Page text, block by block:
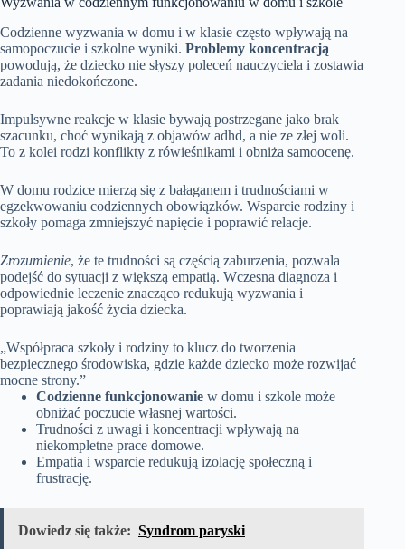
Codzienne wyzwania w domu i w klasie często wpływają na
samopoczucie i szkolne wyniki. Problemy koncentracją
powodują, że dziecko nie słyszy poleceń nauczyciela i zostawia
zadania niedokończone.
Impulsywne reakcje w klasie bywają postrzegane jako brak
szacunku, choć wynikają z objawów adhd, a nie ze złej woli.
To z kolei rodzi konflikty z rówieśnikami i obniża samoocenę.
W domu rodzice mierzą się z bałaganem i trudnościami w
egzekwowaniu codziennych obowiązków. Wsparcie rodziny i
szkoły pomaga zmniejszyć napięcie i poprawić relacje.
Zrozumienie, że te trudności są częścią zaburzenia, pozwala
podejść do sytuacji z większą empatią. Wczesna diagnoza i
odpowiednie leczenie znacząco redukują wyzwania i
poprawiają jakość życia dziecka.
„Współpraca szkoły i rodziny to klucz do tworzenia
bezpiecznego środowiska, gdzie każde dziecko może rozwijać
mocne strony.”
Codzienne funkcjonowanie w domu i szkole może
obniżać poczucie własnej wartości.
Trudności z uwagi i koncentracji wpływają na
niekompletne prace domowe.
Empatia i wsparcie redukują izolację społeczną i
frustrację.
Dowiedz się także: Syndrom paryski